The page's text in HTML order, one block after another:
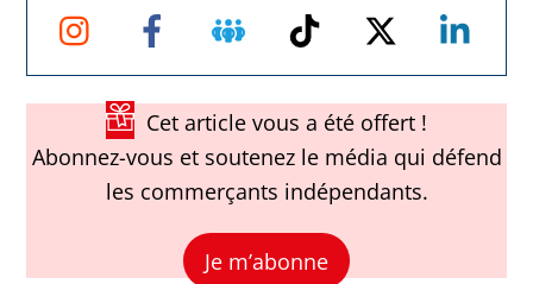
Instagram Facebook Groupe
Facebook
TikTok Twitter
Cet article vous a été offert !
Abonnez-vous et soutenez le média qui défend
les commerçants indépendants.
Je m’abonne